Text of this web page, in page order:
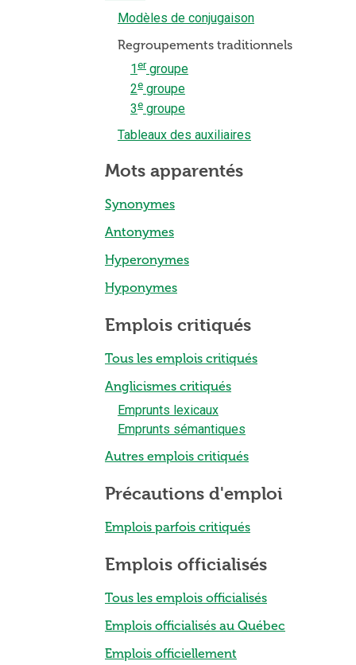
Modèles de conjugaison
Regroupements traditionnels
1ergroupe
2e groupe
3e groupe
Tableaux des auxiliaires
Mots apparentés
Synonymes
Antonymes
Hyperonymes
Hyponymes
Emplois critiqués
Tous les emplois critiqués
Anglicismes critiqués
Emprunts lexicaux
Emprunts sémantiques
Autres emplois critiqués
Précautions d'emploi
Emplois parfois critiqués
Emplois officialisés
Tous les emplois officialisés
Emplois officialisés au Québec
Emplois officiellement